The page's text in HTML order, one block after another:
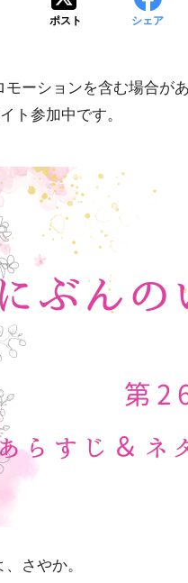
ポスト シェア
ーションを含む場合が
ト参加中です。
さやか。